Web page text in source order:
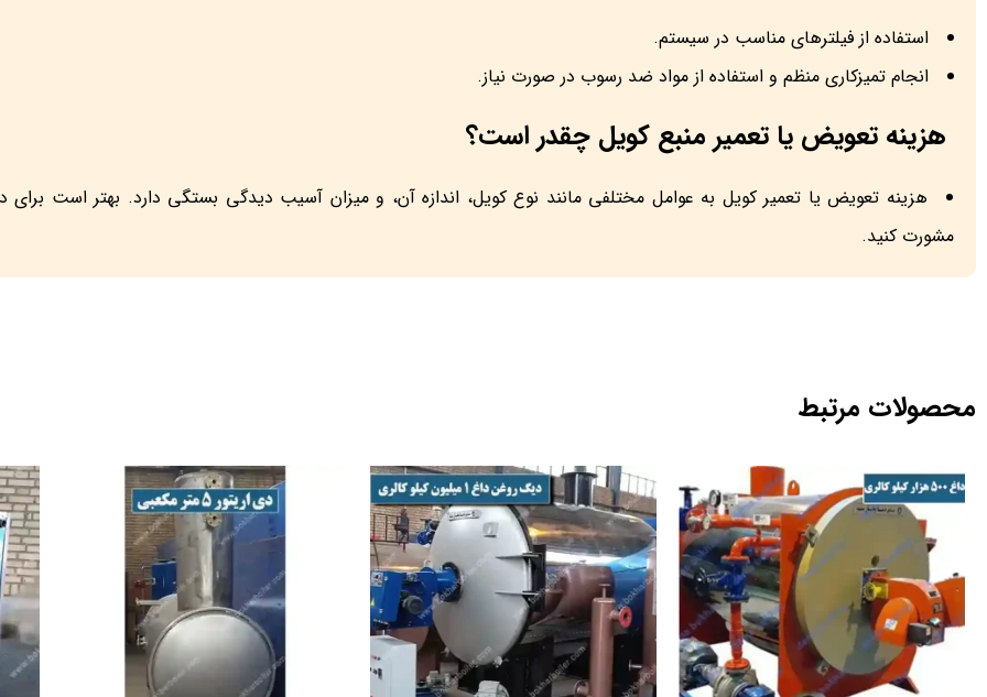
استفاده از فیلترهای مناسب در سیستم.
انجام تمیزکاری منظم و استفاده از مواد ضد رسوب در صورت نیاز.
هزینه تعویض یا تعمیر منبع کویل چقدر است؟
هزینه تعویض یا تعمیر کویل به عوامل مختلفی مانند نوع کویل، اندازه آن، و میزان آسیب دیدگی بستگی دارد. بهتر است برای
مشورت کنید.
محصولات مرتبط